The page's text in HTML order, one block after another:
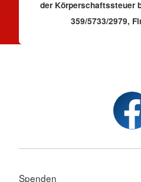
der Körperschaftssteuer
359/5733/2979,
Spenden